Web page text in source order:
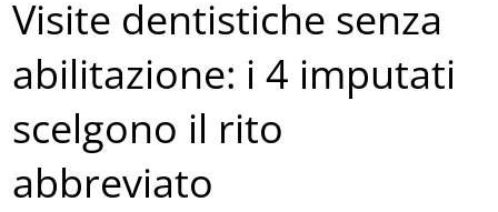
Visite dentistiche senza
abilitazione: i 4 imputati
scelgono il rito
abbreviato